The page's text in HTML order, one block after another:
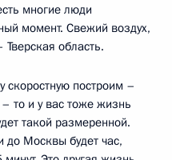
многие люди
момент. Свежий воздух,
область.
скоростную построим –
то и у вас тоже жизнь
такой размеренной.
до Москвы будет час,